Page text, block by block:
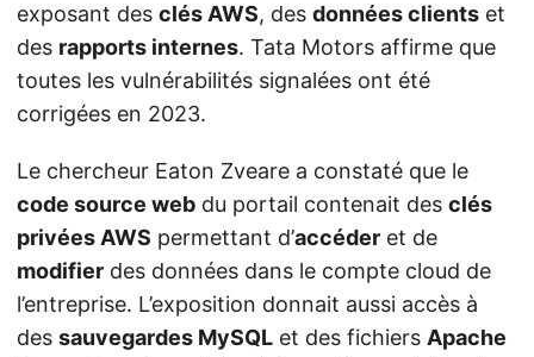
exposant des clés AWS, des données clients et
des rapports internes. Tata Motors affirme que
toutes les vulnérabilités signalées ont été
corrigées en 2023.
Le chercheur Eaton Zveare a constaté que le
code source web du portail contenait des clés
privées AWS permettant d’accéder et de
modifier des données dans le compte cloud de
l’entreprise. L’exposition donnait aussi accès à
des sauvegardes MySQL et des fichiers Apache